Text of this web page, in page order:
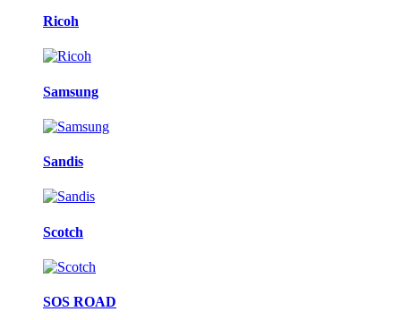
Ricoh
Samsung
Sandis
Scotch
SOS ROAD